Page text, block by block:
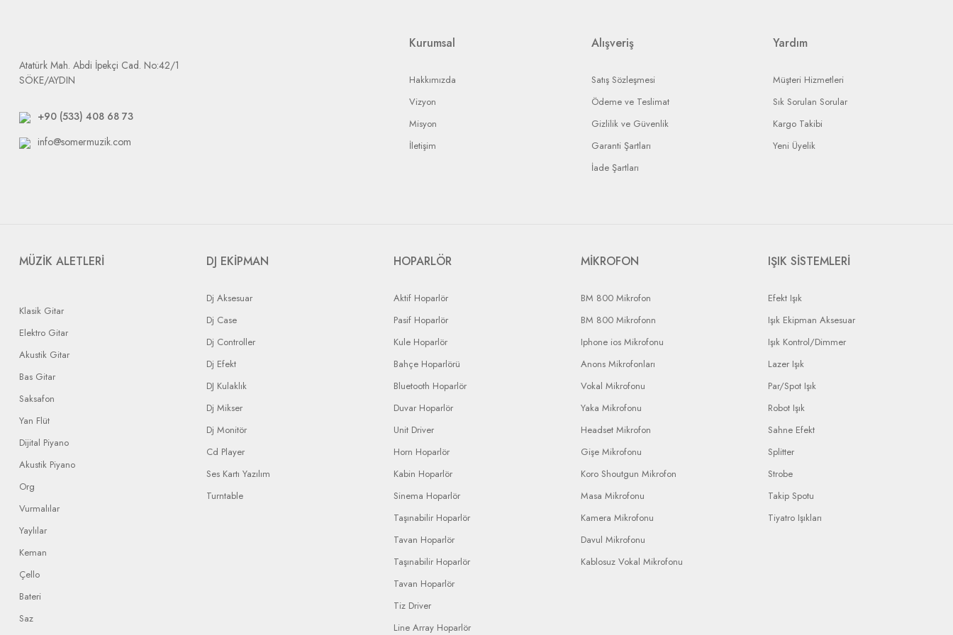
Dikkat etmeniz gerek durum: tarafımıza yapılacak bütün gönderilerin anlaşmalı olduğumuz kargo firmaları ile yapılması gerekir.
Atatürk Mah. Abdi İpekçi Cad. No:42/1
SÖKE/AYDIN
+90 (533) 408 68 73
info@somermuzik.com
Kurumsal
Hakkımızda
Vizyon
Misyon
İletişim
Alışveriş
Satış Sözleşmesi
Ödeme ve Teslimat
Gizlilik ve Güvenlik
Garanti Şartları
İade Şartları
Yardım
Müşteri Hizmetleri
Sık Sorulan Sorular
Kargo Takibi
Yeni Üyelik
MÜZİK ALETLERİ
Klasik Gitar
Elektro Gitar
Akustik Gitar
Bas Gitar
Saksafon
Yan Flüt
Dijital Piyano
Akustik Piyano
Org
Vurmalılar
Yaylılar
Keman
Çello
Bateri
Saz
DJ EKİPMAN
Dj Aksesuar
Dj Case
Dj Controller
Dj Efekt
DJ Kulaklık
Dj Mikser
Dj Monitör
Cd Player
Ses Kartı Yazılım
Turntable
HOPARLÖR
Aktif Hoparlör
Pasif Hoparlör
Kule Hoparlör
Bahçe Hoparlörü
Bluetooth Hoparlör
Duvar Hoparlör
Unit Driver
Horn Hoparlör
Kabin Hoparlör
Sinema Hoparlör
Taşınabilir Hoparlör
Tavan Hoparlör
Taşınabilir Hoparlör
Tavan Hoparlör
Tiz Driver
Line Array Hoparlör
MİKROFON
BM 800 Mikrofon
BM 800 Mikrofonn
Iphone ios Mikrofonu
Anons Mikrofonları
Vokal Mikrofonu
Yaka Mikrofonu
Headset Mikrofon
Gişe Mikrofonu
Koro Shoutgun Mikrofon
Masa Mikrofonu
Kamera Mikrofonu
Davul Mikrofonu
Kablosuz Vokal Mikrofonu
IŞIK SİSTEMLERİ
Efekt Işık
Işık Ekipman Aksesuar
Işık Kontrol/Dimmer
Lazer Işık
Par/Spot Işık
Robot Işık
Sahne Efekt
Splitter
Strobe
Takip Spotu
Tiyatro Işıkları